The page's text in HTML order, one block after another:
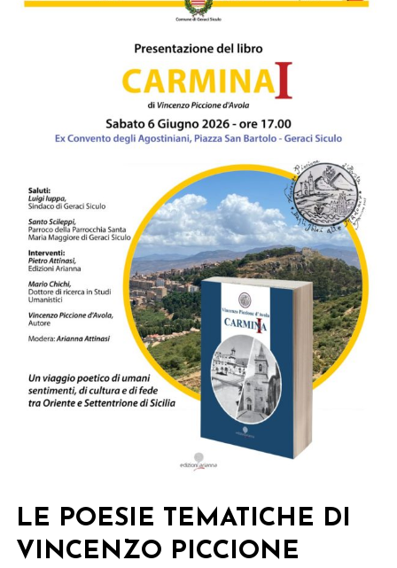
Vincenzo
LE POESIE TEMATICHE DI
VINCENZO PICCIONE